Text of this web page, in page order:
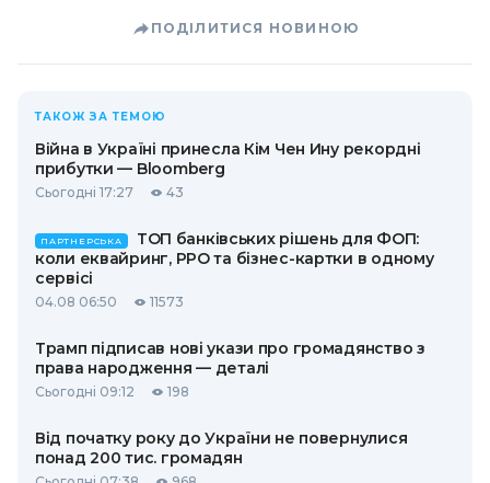
ПОДІЛИТИСЯ НОВИНОЮ
ТАКОЖ ЗА ТЕМОЮ
Війна в Україні принесла Кім Чен Ину рекордні
прибутки — Bloomberg
Сьогодні 17:27 43
ПАРТНЕРСЬКА
ТОП банківських рішень для ФОП:
коли еквайринг, РРО та бізнес-картки в одному
сервісі
04.08 06:50 11573
Трамп підписав нові укази про громадянство з
права народження — деталі
Сьогодні 09:12 198
Від початку року до України не повернулися
понад 200 тис. громадян